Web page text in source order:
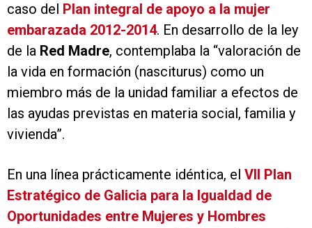
caso del Plan integral de apoyo a la mujer
embarazada 2012-2014. En desarrollo de la ley
de la Red Madre, contemplaba la “valoración de
la vida en formación (nasciturus) como un
miembro más de la unidad familiar a efectos de
las ayudas previstas en materia social, familia y
vivienda”.
En una línea prácticamente idéntica, el VII Plan
Estratégico de Galicia para la Igualdad de
Oportunidades entre Mujeres y Hombres